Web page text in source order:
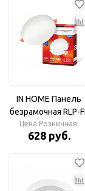
IN HOME Панель
безрамочная RLP-
36Вт 230В 4000К
3240Лм 225мм с
210мм белая IP20
Цена Розничная:
628 руб.